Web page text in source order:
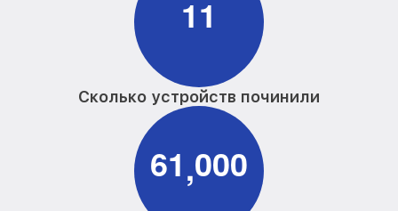
11
Сколько устройств починили
61,000